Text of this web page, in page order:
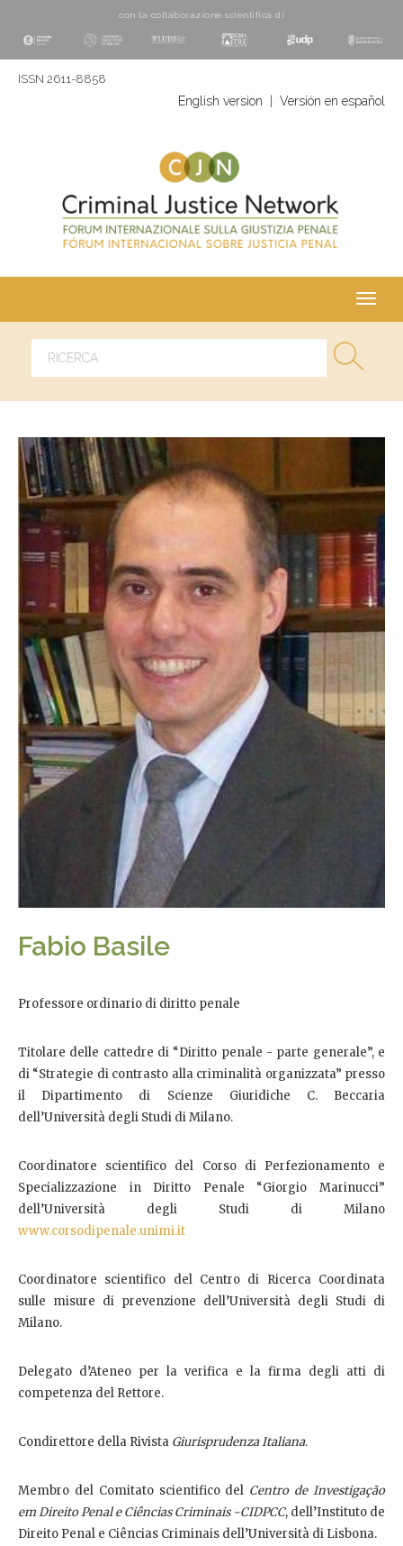
con la collaborazione scientifica di
ISSN 2611-8858
English version Versión en español
Fabio Basile
Professore ordinario di diritto penale
Titolare delle cattedre di “Diritto penale - parte generale”, e
di “Strategie di contrasto alla criminalità organizzata” presso
il Dipartimento di Scienze Giuridiche C. Beccaria
dell’Università degli Studi di Milano.
Coordinatore scientifico del Corso di Perfezionamento e
Specializzazione in Diritto Penale “Giorgio Marinucci”
dell’Università degli Studi di Milano
www.corsodipenale.unimi.it
Coordinatore scientifico del Centro di Ricerca Coordinata
sulle misure di prevenzione dell’Università degli Studi di
Milano.
Delegato d’Ateneo per la verifica e la firma degli atti di
competenza del Rettore.
Condirettore della Rivista Giurisprudenza Italiana.
Membro del Comitato scientifico del Centro de Investigação
em Direito Penal e Ciências Criminais -CIDPCC, dell’Instituto de
Direito Penal e Ciências Criminais dell’Università di Lisbona.